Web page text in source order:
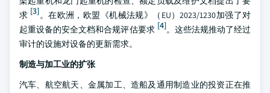
求 [3]。在欧洲，欧盟《机械法规》（EU）2023/1230加强了对
起重设备的安全文档和合规评估要求 [4]。这些法规推动了经过
审计的设施对设备的更新需求。
制造与加工业的扩张
汽车、航空航天、金属加工、造船及通用制造业的投资正在推